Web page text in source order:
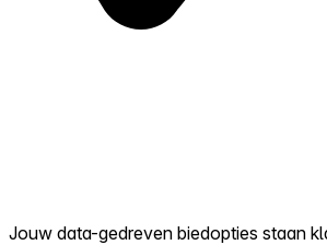
Jouw data-gedreven biedopties staan